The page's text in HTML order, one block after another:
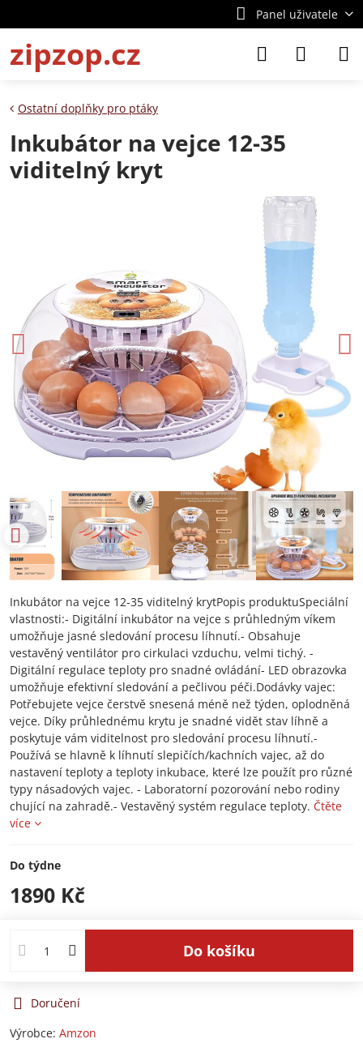
Panel uživatele
zipzop.cz
Ostatní doplňky pro ptáky
Inkubátor na vejce 12-35
viditelný kryt
Inkubátor na vejce 12-35 viditelný krytPopis produktuSpeciální
vlastnosti:- Digitální inkubátor na vejce s průhledným víkem
umožňuje jasné sledování procesu líhnutí.- Obsahuje
vestavěný ventilátor pro cirkulaci vzduchu, velmi tichý. -
Digitální regulace teploty pro snadné ovládání- LED obrazovka
umožňuje efektivní sledování a pečlivou péči.Dodávky vajec:
Potřebujete vejce čerstvě snesená méně než týden, oplodněná
vejce. Díky průhlednému krytu je snadné vidět stav líhně a
poskytuje vám viditelnost pro sledování procesu líhnutí.-
Používá se hlavně k líhnutí slepičích/kachních vajec, až do
nastavení teploty a teploty inkubace, které lze použít pro různé
typy násadových vajec. - Laboratorní pozorování nebo rodiny
chující na zahradě.- Vestavěný systém regulace teploty. Čtěte
více
Do týdne
1890 Kč
Do košíku
Doručení
Výrobce: Amzon